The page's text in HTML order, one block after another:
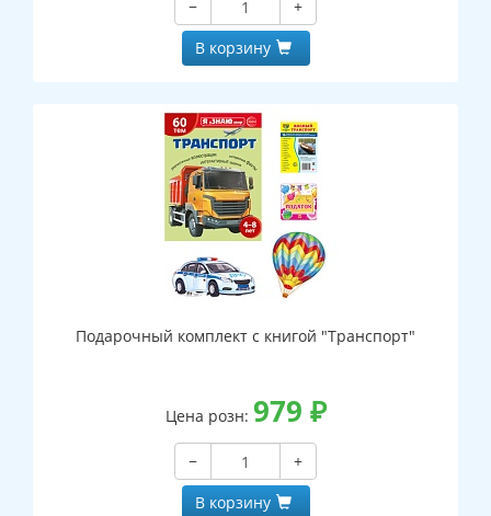
−
+
В корзину
Подарочный комплект с книгой "Транспорт"
Цена розн: 979 ₽
−
+
В корзину